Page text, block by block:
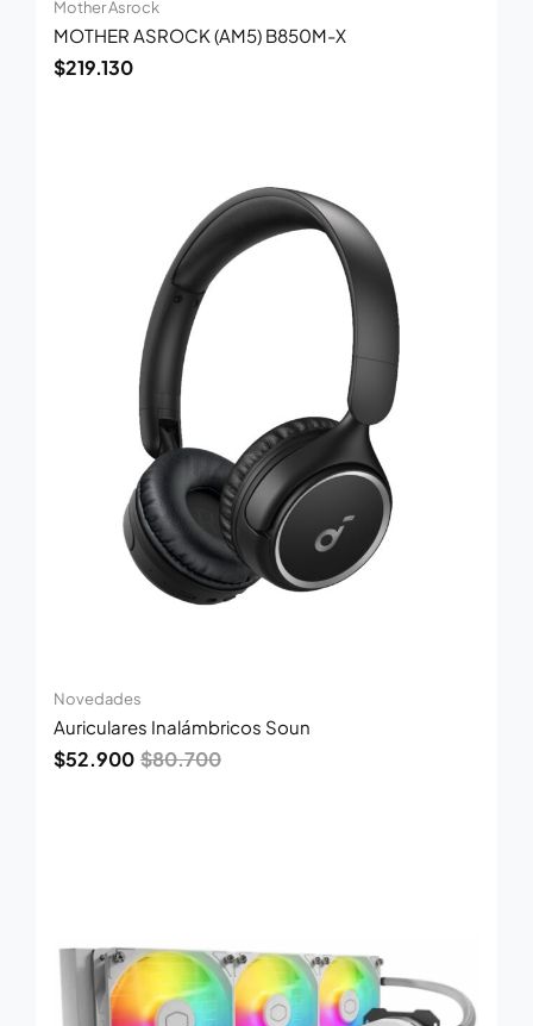
Mother Asrock
MOTHER ASROCK (AM5) B850M-X
$219.130
Novedades
Auriculares Inalámbricos Soun
$80.700
$52.900